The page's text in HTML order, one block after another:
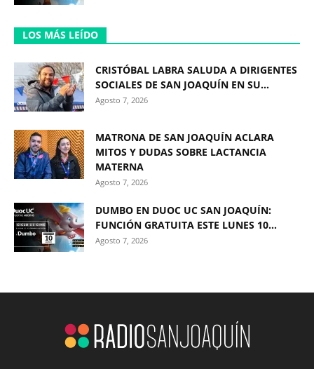
LOS MÁS LEÍDO
CRISTÓBAL LABRA SALUDA A DIRIGENTES
SOCIALES DE SAN JOAQUÍN EN SU...
Agosto 7, 2026
MATRONA DE SAN JOAQUÍN ACLARA
MITOS Y DUDAS SOBRE LACTANCIA
MATERNA
Agosto 7, 2026
DUMBO EN DUOC UC SAN JOAQUÍN:
FUNCIÓN GRATUITA ESTE LUNES 10...
Agosto 7, 2026